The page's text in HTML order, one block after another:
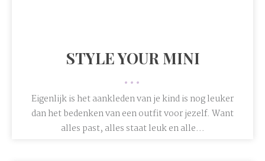
STYLE YOUR MINI
•••
Eigenlijk is het aankleden van je kind is nog leuker
dan het bedenken van een outfit voor jezelf. Want
alles past, alles staat leuk en alle...